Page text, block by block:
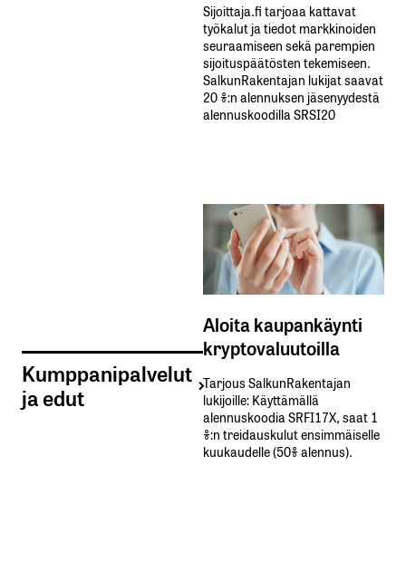
Kumppanipalvelut
ja edut
Sijoittaja.fi tarjoaa kattavat
työkalut ja tiedot markkinoiden
seuraamiseen sekä parempien
sijoituspäätösten tekemiseen.
SalkunRakentajan lukijat saavat
20 %:n alennuksen jäsenyydestä
alennuskoodilla SRSI20
Aloita kaupankäynti
kryptovaluutoilla
Tarjous SalkunRakentajan
lukijoille: Käyttämällä​ ​
alennuskoodia​ ​SRFI17X,​ ​saat​ ​1
%:n treidauskulut​ ​ensimmäiselle​ ​
kuukaudelle​ ​(50%​ ​alennus).